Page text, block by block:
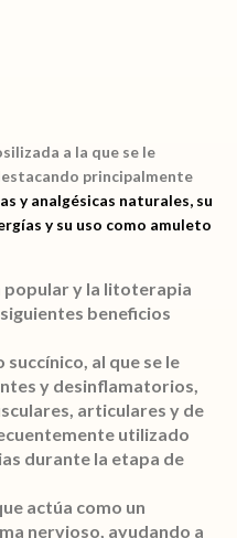
a la que se le
principalmente
y analgésicas naturales, su
y su uso como amuleto
popular y la litoterapia
beneficios
succínico, al que se le
y desinflamatorios,
articulares y de
utilizado
durante la etapa de
actúa como un
nervioso, ayudando a